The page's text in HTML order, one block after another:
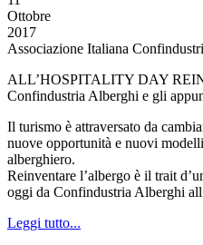
Ottobre
2017
Associazione Italiana
ALL’HOSPITALITY DAY
Confindustria Alberghi e gli
Il turismo è attraversato da
nuove opportunità e nuovi
alberghiero.
Reinventare l’albergo è il trait
oggi da Confindustria Alberghi
Leggi tutto...